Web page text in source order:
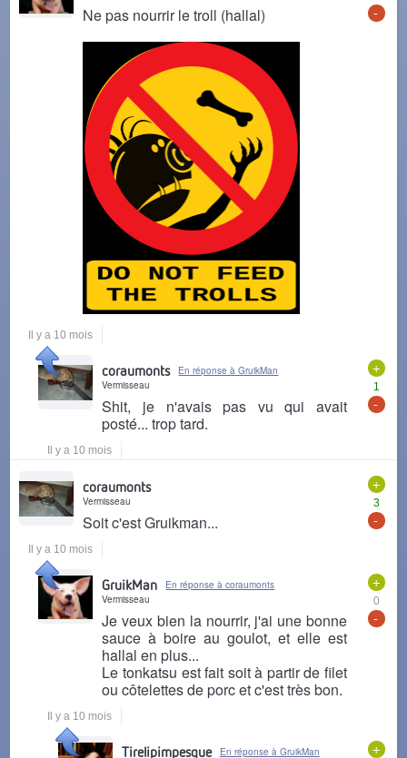
-
Ne pas nourrir le troll (hallal)
Il y a 10 mois
+
1
-
coraumonts
En réponse à GruikMan
Vermisseau
Shit, je n'avais pas vu qui avait
posté... trop tard.
Il y a 10 mois
+
3
-
coraumonts
Vermisseau
Soit c'est Gruikman...
Il y a 10 mois
+
0
-
GruikMan
En réponse à coraumonts
Vermisseau
Je veux bien la nourrir, j'ai une bonne
sauce à boire au goulot, et elle est
hallal en plus...
Le tonkatsu est fait soit à partir de filet
ou côtelettes de porc et c'est très bon.
Il y a 10 mois
+
Tirelipimpesque En réponse à GruikMan